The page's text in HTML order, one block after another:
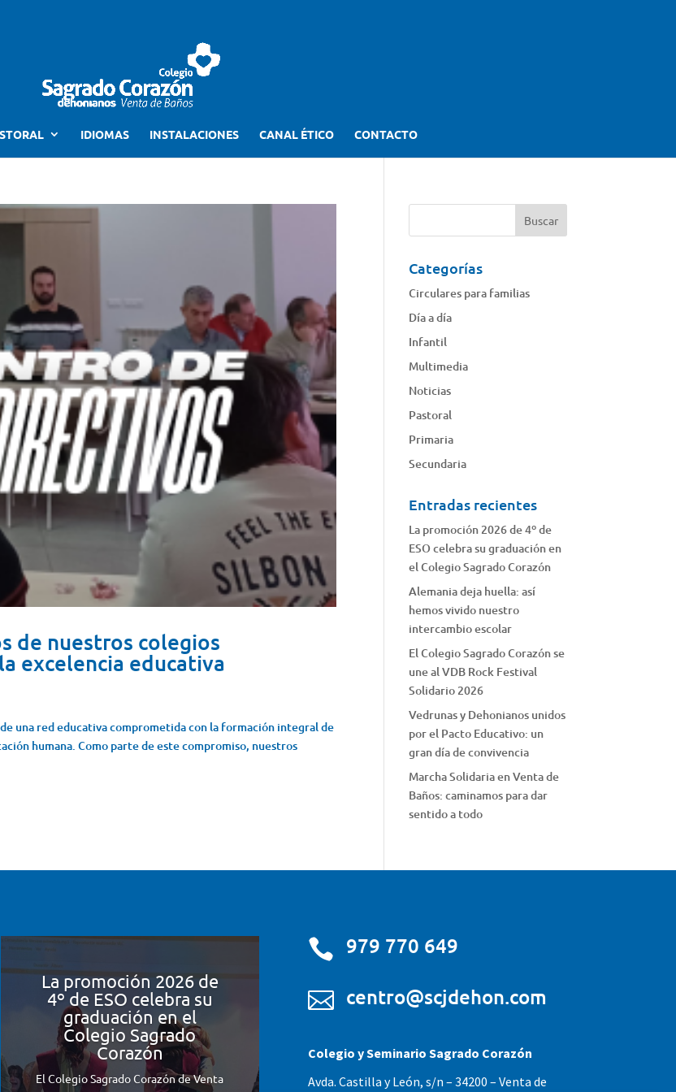
IDIOMAS INSTALACIONES CANAL ÉTICO CONTACTO
de nuestros colegios
excelencia educativa
una red educativa comprometida con la formación integral de
humana. Como parte de este compromiso, nuestros
Categorías
Circulares para familias
Día a día
Infantil
Multimedia
Noticias
Pastoral
Primaria
Secundaria
Entradas recientes
La promoción 2026 de 4º de
ESO celebra su graduación en
el Colegio Sagrado Corazón
Alemania deja huella: así
hemos vivido nuestro
intercambio escolar
El Colegio Sagrado Corazón se
une al VDB Rock Festival
Solidario 2026
Vedrunas y Dehonianos unidos
por el Pacto Educativo: un
gran día de convivencia
Marcha Solidaria en Venta de
Baños: caminamos para dar
sentido a todo
La promoción 2026 de
4º de ESO celebra su
graduación en el
Colegio Sagrado
Corazón
El Colegio Sagrado Corazón de Venta
 979 770 649
 centro@scjdehon.com
Colegio y Seminario Sagrado Corazón
Avda. Castilla y León, s/n – 34200 – Venta de